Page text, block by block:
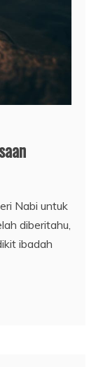
Nabi untuk
ibadah